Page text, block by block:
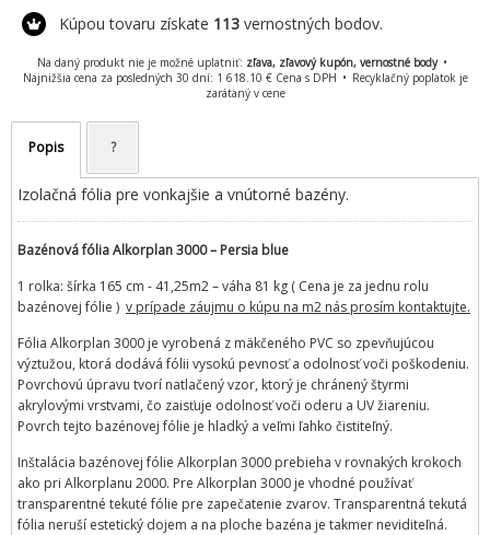
Kúpou tovaru získate 113 vernostných bodov.
Na daný produkt nie je možné uplatniť: zľava, zľavový kupón, vernostné body
Najnižšia cena za posledných 30 dní: 1 618.10 € Cena s DPH
Recyklačný poplatok je
zarátaný v cene
Popis ?
Izolačná fólia pre vonkajšie a vnútorné bazény.
Bazénová fólia Alkorplan 3000 – Persia blue
1 rolka: šírka 165 cm - 41,25m2 – váha 81 kg ( Cena je za jednu rolu
bazénovej fólie ) v prípade záujmu o kúpu na m2 nás prosím kontaktujte.
Fólia Alkorplan 3000 je vyrobená z mäkčeného PVC so zpevňujúcou
výztužou, ktorá dodává fólii vysokú pevnosť a odolnosť voči poškodeniu.
Povrchovú úpravu tvorí natlačený vzor, ktorý je chránený štyrmi
akrylovými vrstvami, čo zaisťuje odolnosť voči oderu a UV žiareniu.
Povrch tejto bazénovej fólie je hladký a veľmi ľahko čistiteľný.
Inštalácia bazénovej fólie Alkorplan 3000 prebieha v rovnakých krokoch
ako pri Alkorplanu 2000. Pre Alkorplan 3000 je vhodné používať
transparentné tekuté fólie pre zapečatenie zvarov. Transparentná tekutá
fólia neruší estetický dojem a na ploche bazéna je takmer neviditeľná.